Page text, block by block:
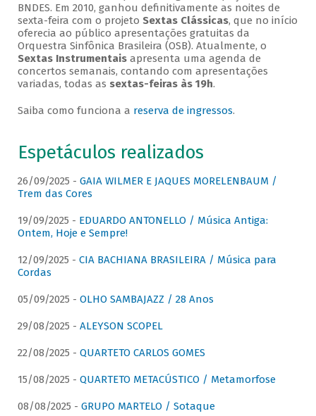
BNDES. Em 2010, ganhou definitivamente as noites de
sexta-feira com o projeto Sextas Clássicas, que no início
oferecia ao público apresentações gratuitas da
Orquestra Sinfônica Brasileira (OSB). Atualmente, o
Sextas Instrumentaisapresenta uma agenda de
concertos semanais, contando com apresentações
variadas, todas as sextas-feiras às 19h.
Saiba como funciona a reserva de ingressos.
Espetáculos realizados
26/09/2025 - GAIA WILMER E JAQUES MORELENBAUM /
Trem das Cores
19/09/2025 - EDUARDO ANTONELLO / Música Antiga:
Ontem, Hoje e Sempre!
12/09/2025 - CIA BACHIANA BRASILEIRA / Música para
Cordas
05/09/2025 - OLHO SAMBAJAZZ / 28 Anos
29/08/2025 - ALEYSON SCOPEL
22/08/2025 - QUARTETO CARLOS GOMES
15/08/2025 - QUARTETO METACÚSTICO / Metamorfose
08/08/2025 - GRUPO MARTELO / Sotaque